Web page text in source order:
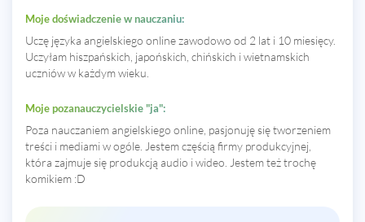
Moje doświadczenie w nauczaniu:
Uczę języka angielskiego online zawodowo od 2 lat i 10 miesięcy.
Uczyłam hiszpańskich, japońskich, chińskich i wietnamskich
uczniów w każdym wieku.
Moje pozanauczycielskie "ja":
Poza nauczaniem angielskiego online, pasjonuję się tworzeniem
treści i mediami w ogóle. Jestem częścią firmy produkcyjnej,
która zajmuje się produkcją audio i wideo. Jestem też trochę
komikiem :D